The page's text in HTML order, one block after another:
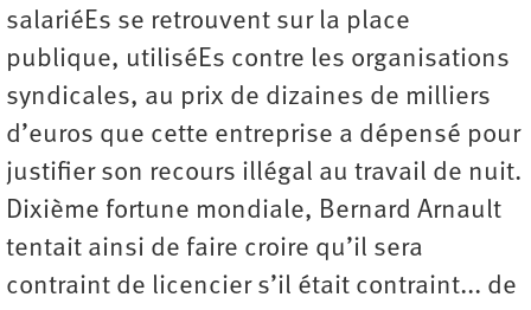
salariéEs se retrouvent sur la place
publique, utiliséEs contre les organisations
syndicales, au prix de dizaines de milliers
d’euros que cette entreprise a dépensé pour
justifier son recours illégal au travail de nuit.
Dixième fortune mondiale, Bernard Arnault
tentait ainsi de faire croire qu’il sera
contraint de licencier s’il était contraint... de